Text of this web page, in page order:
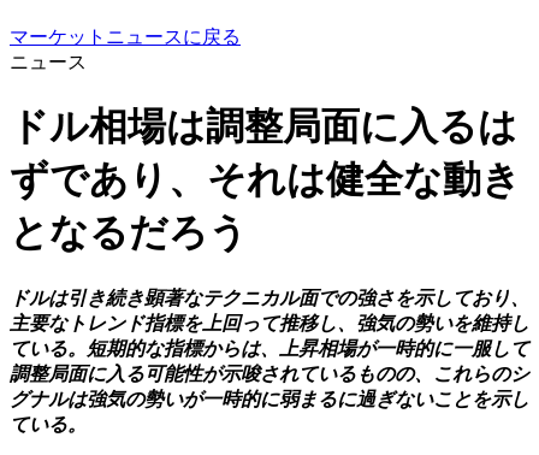
マーケットニュースに戻る
ニュース
ドル相場は調整局面に入るは
ずであり、それは健全な動き
となるだろう
ドルは引き続き顕著なテクニカル面での強さを示しており、
主要なトレンド指標を上回って推移し、強気の勢いを維持し
ている。短期的な指標からは、上昇相場が一時的に一服して
調整局面に入る可能性が示唆されているものの、これらのシ
グナルは強気の勢いが一時的に弱まるに過ぎないことを示し
ている。